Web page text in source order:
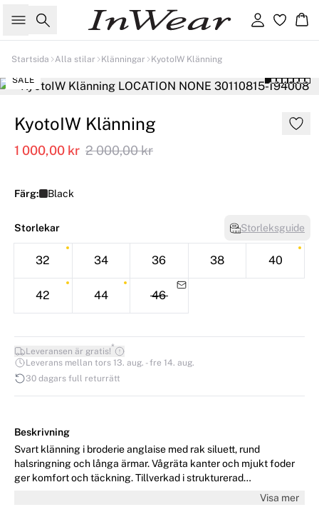
Sök Logga in
Startsida Alla stilar Klänningar KyotoIW Klänning
SALE
KyotoIW Klänning
1 000,00 kr 2 000,00 kr
Färg: Black
Storlekar Storleksguide
32 34 36 38 40
42 44 46
Leveransen är gratis!*
Leverans mellan tors 13. aug. - fre 14. aug.
30 dagars full returrätt
Beskrivning
Svart klänning i broderie anglaise med rak siluett, rund
halsringning och långa ärmar. Vågräta kanter och mjukt foder
ger komfort och täckning. Tillverkad i strukturerad
Visa mer